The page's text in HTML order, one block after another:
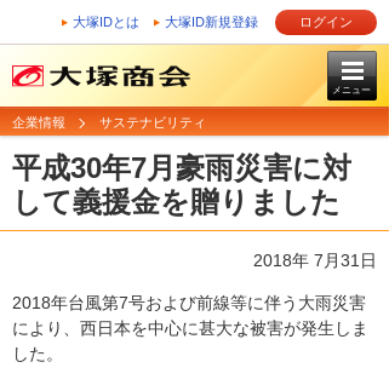
大塚IDとは 大塚ID新規登録 ログイン
メニュー
企業情報 サステナビリティ
平成30年7月豪雨災害に対
して義援金を贈りました
2018年 7月31日
2018年台風第7号および前線等に伴う大雨災害
により、西日本を中心に甚大な被害が発生しま
した。